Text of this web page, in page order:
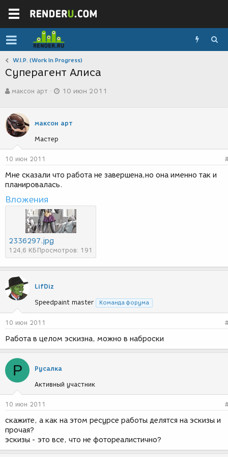
W.I.P. (Work In Progress)
Суперагент Алиса
в
о
р
т
е
м
ы
максон арт
а
с
д
и
я
10 июн 2011
максон арт
Мастер
10 июн 2011
Мне сказали что работа не завершена,но она именно так и
планировалась.
Вложения
2336297.jpg
124,6 КБ Просмотров: 191
LifDiz
Speedpaint master Команда форума
10 июн 2011
Работа в целом эскизна, можно в наброски
Р Русалка
Активный участник
10 июн 2011
скажите, а как на этом ресурсе работы делятся на эскизы и
прочая?
эскизы - это все, что не фотореалистично?